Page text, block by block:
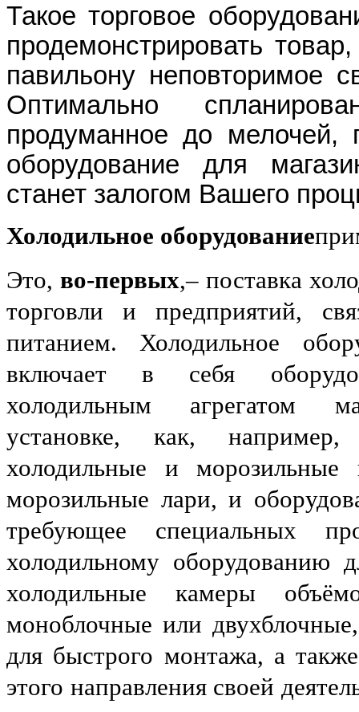
Такое торговое
продемонстрировать
павильону неповторимое
Оптимально
продуманное до мелочей,
оборудование для
станет залогом Вашего
Холодильное оборудование
Это, во-первых,– поставка
торговли и предприятий,
питанием. Холодильное
включает в себя
холодильным агрегатом
установке, как,
холодильные и
морозильные лари, и
требующее специальных
холодильному оборудованию
холодильные камеры
моноблочные или
для быстрого монтажа, а
этого направления своей